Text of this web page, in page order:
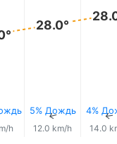
h
28.0°
5% Дождь
↑
12.0 km/h
4%↑
14.0